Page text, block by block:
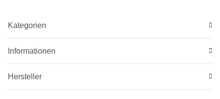
Kategorien
Informationen
Hersteller